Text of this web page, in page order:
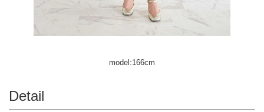
model:166cm
Detail